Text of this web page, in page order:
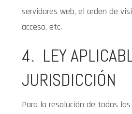
servidores web, el orden de
acceso, etc.
4. LEY
JURISDICCIÓN
Para la resolución de todas